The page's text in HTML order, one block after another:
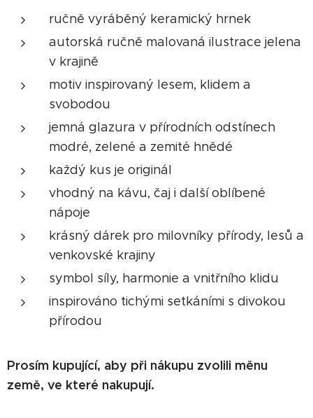
ručně vyráběný keramický hrnek
autorská ručně malovaná ilustrace jelena
v krajině
motiv inspirovaný lesem, klidem a
svobodou
jemná glazura v přírodních odstínech
modré, zelené a zemité hnědé
každý kus je originál
vhodný na kávu, čaj i další oblíbené
nápoje
krásný dárek pro milovníky přírody, lesů a
venkovské krajiny
symbol síly, harmonie a vnitřního klidu
inspirováno tichými setkáními s divokou
přírodou
Prosím kupující, aby při nákupu zvolili měnu
země, ve které nakupují.